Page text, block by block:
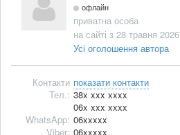
офлайн
приватна особа
на сайті з 28 травня 2026
Усі оголошення автора
Контакти показати контакти
Тел.: 38x xxx xxxx
06x xxx xxxx
WhatsApp: 06xxxxx
Viber: 06xxxxx